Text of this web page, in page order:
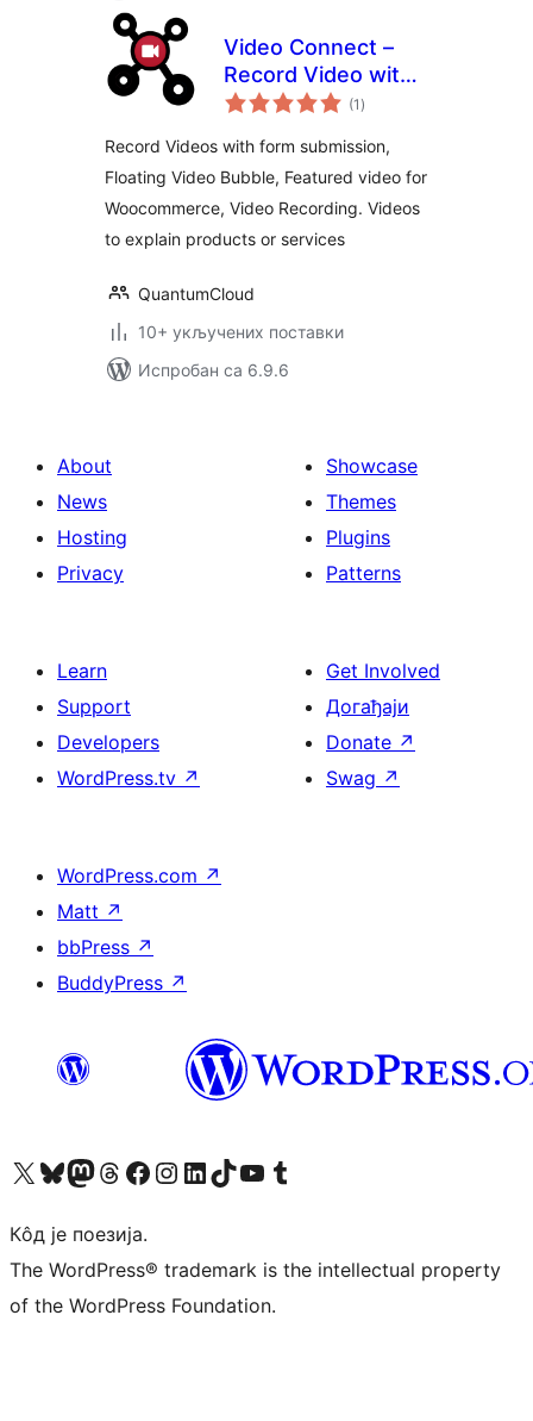
Video Connect –
Record Video with
Form, Featured
Video, Video
Recording
(1 укупних
оцена
)
Record Videos with form submission,
Floating Video Bubble, Featured video for
Woocommerce, Video Recording. Videos
to explain products or services
QuantumCloud
10+ укључених поставки
Испробан са 6.9.6
About
News
Hosting
Privacy
Showcase
Themes
Plugins
Patterns
Learn
Support
Developers
WordPress.tv ↗
Get Involved
Догађаји
Donate ↗
Swag ↗
WordPress.com ↗
Matt ↗
bbPress ↗
BuddyPress ↗
Visit our X (formerly Twitter) account
Посетите наш Bluesky налог
Visit our Mastodon account
Посетите наш налог на Threads-у Visit our Facebook page
Посетите наш Инстаграм налог
Visit our LinkedIn account
Посетите наш TikTok налог
Visit our YouTube channel
Посетите наш Tumblr налог
Кôд је поезија.
The WordPress® trademark is the intellectual property
of the WordPress Foundation.